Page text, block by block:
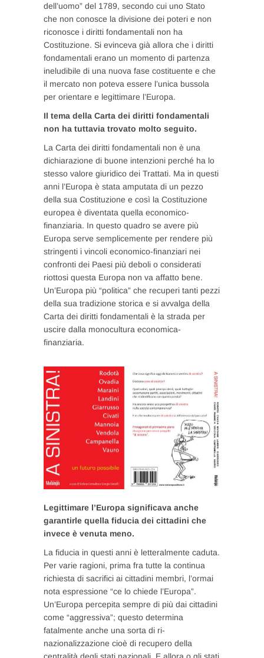
dell’uomo” del 1789, secondo cui uno Stato
che non conosce la divisione dei poteri e non
riconosce i diritti fondamentali non ha
Costituzione. Si evinceva già allora che i diritti
fondamentali erano un momento di partenza
ineludibile di una nuova fase costituente e che
il mercato non poteva essere l’unica bussola
per orientare e legittimare l’Europa.
Il tema della Carta dei diritti fondamentali
non ha tuttavia trovato molto seguito.
La Carta dei diritti fondamentali non è una
dichiarazione di buone intenzioni perché ha lo
stesso valore giuridico dei Trattati. Ma in questi
anni l’Europa è stata amputata di un pezzo
della sua Costituzione e così la Costituzione
europea è diventata quella economico-
finanziaria. In questo quadro se avere più
Europa serve semplicemente per rendere più
stringenti i vincoli economico-finanziari nei
confronti dei Paesi più deboli o considerati
riottosi questa Europa non va affatto bene.
Un’Europa più “politica” che recuperi tanti pezzi
della sua tradizione storica e si avvalga della
Carta dei diritti fondamentali è la strada per
uscire dalla monocultura economica-
finanziaria.
Legittimare l’Europa significava anche
garantirle quella fiducia dei cittadini che
invece è venuta meno.
La fiducia in questi anni è letteralmente caduta.
Per varie ragioni, prima fra tutte la continua
richiesta di sacrifici ai cittadini membri, l’ormai
nota espressione “ce lo chiede l’Europa”.
Un’Europa percepita sempre di più dai cittadini
come “aggressiva”; questo determina
fatalmente anche una sorta di ri-
nazionalizzazione cioè di recupero della